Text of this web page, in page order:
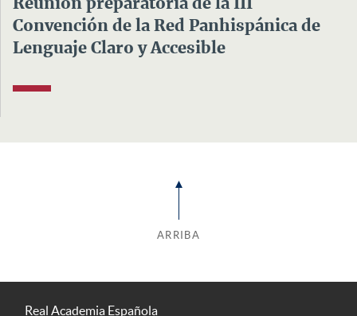
Reunión preparatoria de la III
Convención de la Red Panhispánica de
Lenguaje Claro y Accesible
ARRIBA
Real Academia Española